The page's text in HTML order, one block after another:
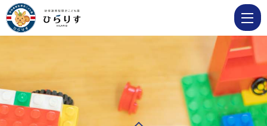
6
学
校